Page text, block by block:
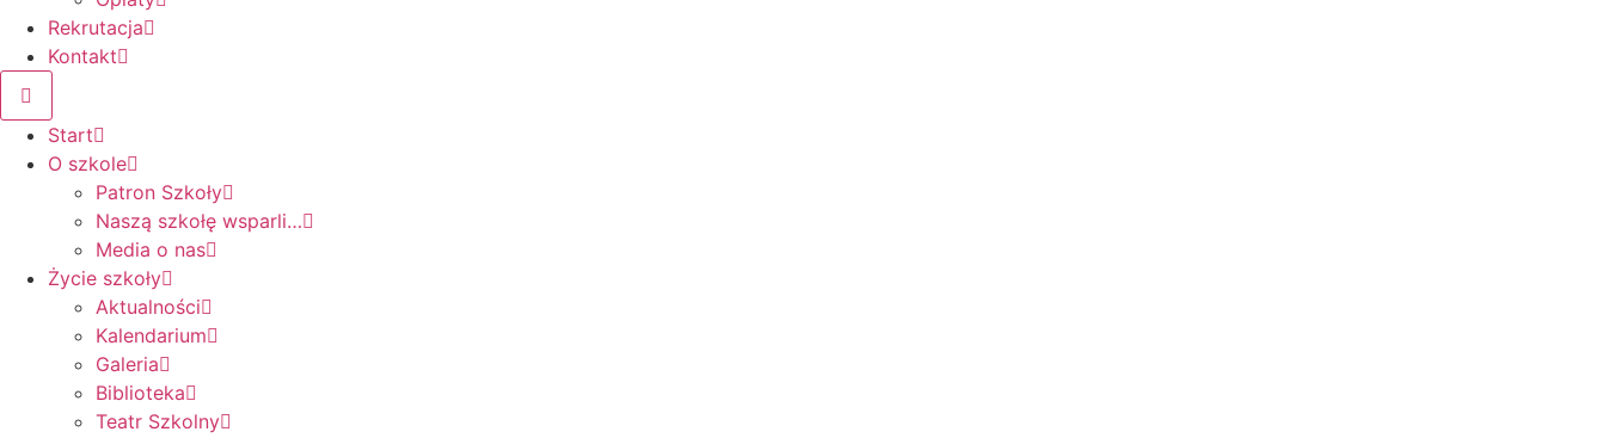
Rekrutacja
Kontakt
Start
O szkole
Patron Szkoły
Naszą szkołę wsparli…
Media o nas
Życie szkoły
Aktualności
Kalendarium
Galeria
Biblioteka
Teatr Szkolny